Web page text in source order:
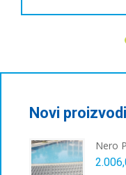
бити
изабране
на
страници
производа.
Novi proizvodi
Nero